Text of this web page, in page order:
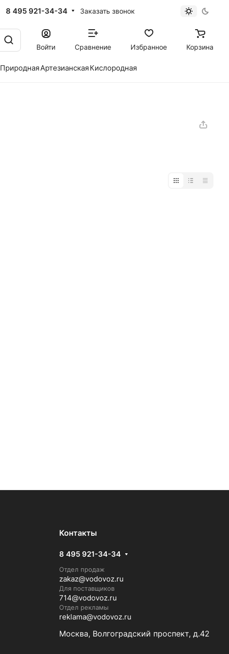
8 495 921-34-34 Заказать звонок
Войти Сравнение Избранное Корзина
ПрироднаяАртезианскаяКислородная
Контакты
8 495 921-34-34
Отдел продаж
zakaz@vodovoz.ru
Для поставщиков
714@vodovoz.ru
Отдел рекламы
reklama@vodovoz.ru
Москва, Волгоградский проспект, д.42